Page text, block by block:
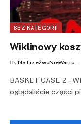
BEZ KATEGORII
Wiklinowy
By NaTrzeźwoNieWarto
BASKET CASE 2 –
oglądaliście części